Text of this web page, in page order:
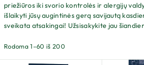
priežiūros iki svorio kontrolės ir alergijų
išlaikyti jūsų augintinės gerą savijautą
sveikata atsakingai! Užsisakykite jau
Rodoma 1–60 iš 200